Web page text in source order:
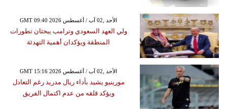
GMT 09:40 2026 الأحد ,02 آب / أغسطس
ولي العهد السعودي وترامب يبحثان تطورات
المنطقة ويؤكدان أهمية التهدئة
GMT 15:16 2026 الأحد ,02 آب / أغسطس
مورينيو يشيد بأداء ريال مدريد رغم التعادل
ويؤكد قلقه من عدم اكتمال الفريق